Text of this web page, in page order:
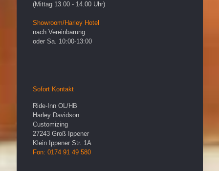
(Mittag 13.00 - 14.00 Uhr)
Showroom/Harley Hotel
nach Vereinbarung
oder Sa. 10:00-13:00
Sofort Kontakt
Ride-Inn OL/HB
Harley Davidson
Customizing
27243 Groß Ippener
Klein Ippener Str. 1A
Fon: 0174 91 49 580